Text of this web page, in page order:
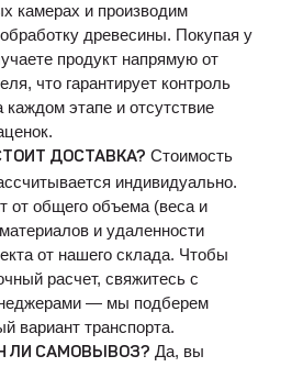
камерах и производим
древесины. Покупая у
продукт напрямую от
что гарантирует контроль
каждом этапе и отсутствие
ДОСТАВКА? Стоимость
индивидуально.
от общего объема (веса и
и удаленности
от нашего склада. Чтобы
расчет, свяжитесь с
— мы подберем
вариант транспорта.
ЛИ САМОВЫВОЗ? Да, вы